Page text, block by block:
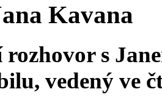
Kavana
rozhovor s
vedený ve